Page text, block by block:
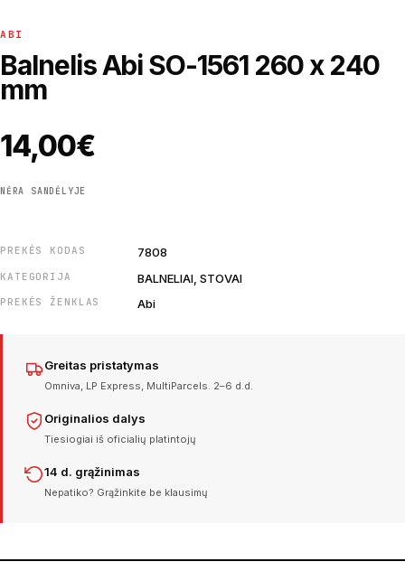
ABI
Balnelis Abi SO-1561 260 x 240
mm
14,00€
NĖRA SANDĖLYJE
PREKĖS KODAS 7808
KATEGORIJA BALNELIAI, STOVAI
PREKĖS ŽENKLAS Abi
Greitas pristatymas
Omniva, LP Express, MultiParcels. 2–6 d.d.
Originalios dalys
Tiesiogiai iš oficialių platintojų
14 d. grąžinimas
Nepatiko? Grąžinkite be klausimų